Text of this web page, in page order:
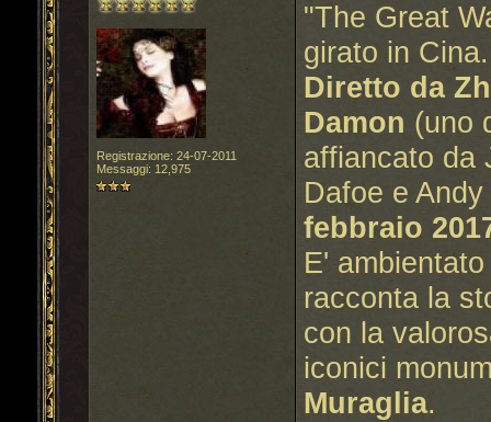
Registrazione: 24-07-2011
Messaggi: 12,975
"The Great
girato in Cina.
Diretto da
Damon (uno
affiancato da
Dafoe e
febbraio
E'
racconta la
con la
iconici
Muraglia.